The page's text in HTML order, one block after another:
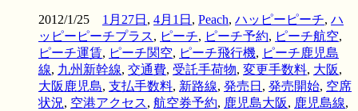
2012/1/25 1月27日 , 4月1日 , Peach, ハッピーピーチ, ハ
ッピーピーチプラス, ピーチ, ピーチ予約, ピーチ航空,
ピーチ運賃, ピーチ関空, ピーチ飛行機, ピーチ鹿児島
線, 九州新幹線, 交通費, 受託手荷物, 変更手数料, 大阪,
大阪鹿児島, 支払手数料, 新路線, 発売日 , 発売開始, 空席
状況, 空港アクセス, 航空券予約, 鹿児島大阪, 鹿児島線,